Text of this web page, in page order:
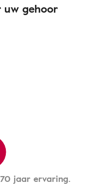
gehoor
jaar ervaring.